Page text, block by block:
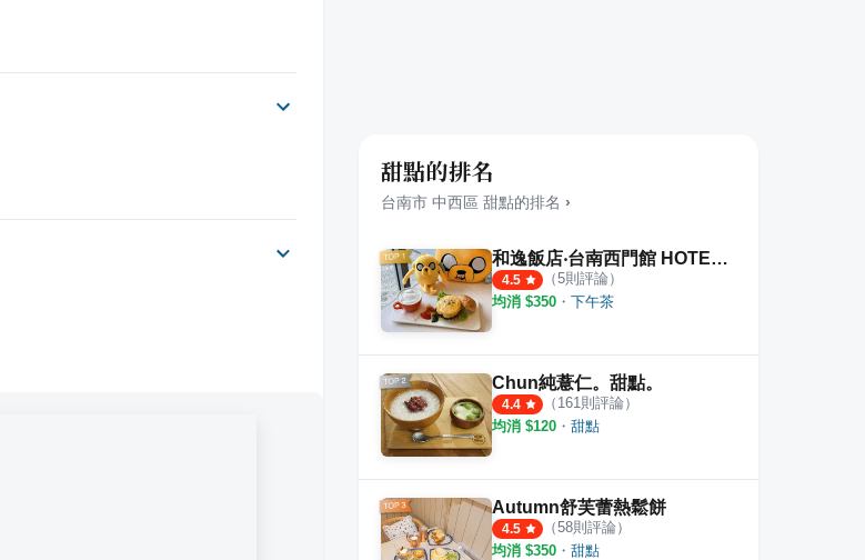
甜點的排名
台南市 中西區 甜點的排名 ›
和逸飯店‧台南西門館 HOTEL COZZI Ximen Tainan
4.5 （5則評論）
均消 $350 ・ 下午茶
Chun純薏仁。甜點。
4.4 （ 161則評論）
均消 $120 ・ 甜點
Autumn舒芙蕾熱鬆餅
4.5 （58則評論）
均消 $350 ・ 甜點